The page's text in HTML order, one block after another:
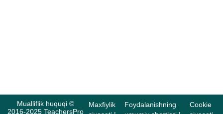
Mualliflik huquqi ©
2016-2025 TeachersPro
Maxfiylik
Foydalanishning
Cookie